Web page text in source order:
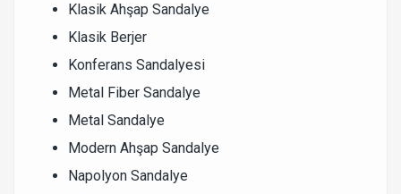
Klasik Ahşap Sandalye
Klasik Berjer
Konferans Sandalyesi
Metal Fiber Sandalye
Metal Sandalye
Modern Ahşap Sandalye
Napolyon Sandalye